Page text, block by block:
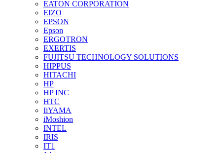
EATON CORPORATION
EIZO
EPSON
Epson
ERGOTRON
EXERTIS
FUJITSU TECHNOLOGY SOLUTIONS
HIPPUS
HITACHI
HP
HP INC
HTC
IiYAMA
iMoshion
INTEL
IRIS
IT1